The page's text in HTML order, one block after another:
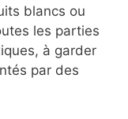
blancs ou
les parties
à garder
par des